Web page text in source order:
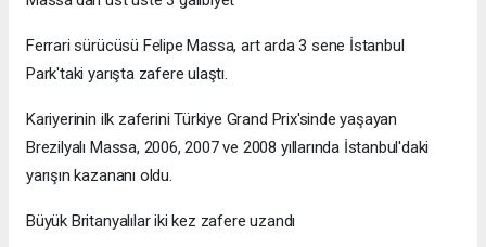
Ferrari sürücüsü Felipe Massa, art arda 3 sene İstanbul
Park'taki yarışta zafere ulaştı.
Kariyerinin ilk zaferini Türkiye Grand Prix'sinde yaşayan
Brezilyalı Massa, 2006, 2007 ve 2008 yıllarında İstanbul'daki
yarışın kazananı oldu.
Büyük Britanyalılar iki kez zafere uzandı